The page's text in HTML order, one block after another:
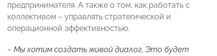
предпринимателя. А также о том, как работать с
коллективом – управлять стратегической и
операционной эффективностью.
– Мы хотим создать живой диалог. Это будет